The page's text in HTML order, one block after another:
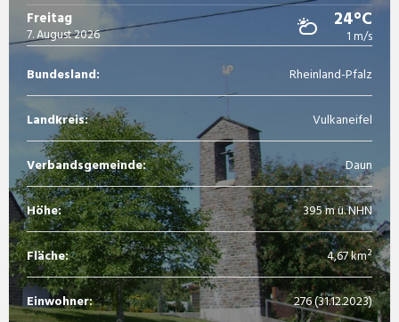
Freitag
7. August 2026
24°C
1 m/s
Bundesland: Rheinland-Pfalz
Landkreis: Vulkaneifel
Verbandsgemeinde: Daun
Höhe: 395 m ü. NHN
Fläche: 4,67 km²
Einwohner: 276 (31.12.2023)